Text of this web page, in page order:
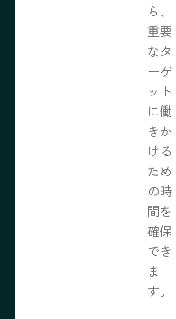
ら、
重要
なタ
ーゲ
ット
に働
きか
ける
ため
の時
間を
確保
でき
ま
す。